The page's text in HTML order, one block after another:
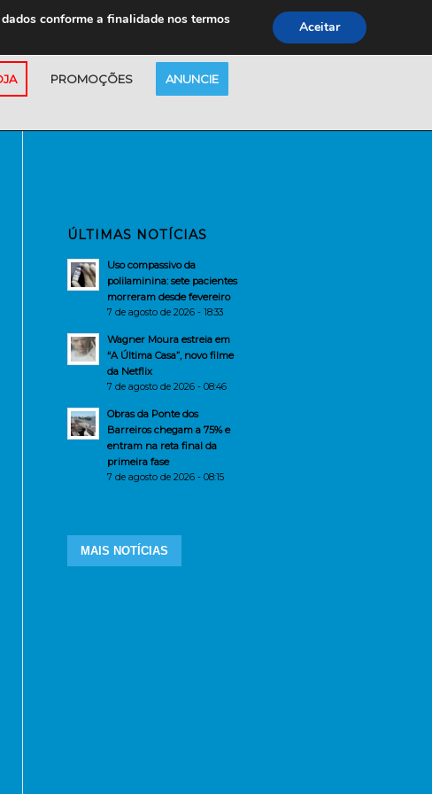
PROMOÇÕES ANUNCIE
ÚLTIMAS NOTÍCIAS
Uso compassivo da
polilaminina: sete pacientes
morreram desde fevereiro
7 de agosto de 2026 - 18:33
Wagner Moura estreia em
“A Última Casa”, novo filme
da Netflix
7 de agosto de 2026 - 08:46
Obras da Ponte dos
Barreiros chegam a 75% e
entram na reta final da
primeira fase
7 de agosto de 2026 - 08:15
MAIS NOTÍCIAS
conforme a finalidade nos termos
Aceitar